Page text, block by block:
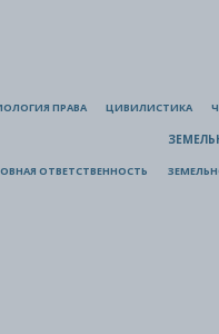
ПРАВА ЦИВИЛИСТИКА
ОТВЕТСТВЕННОСТЬ